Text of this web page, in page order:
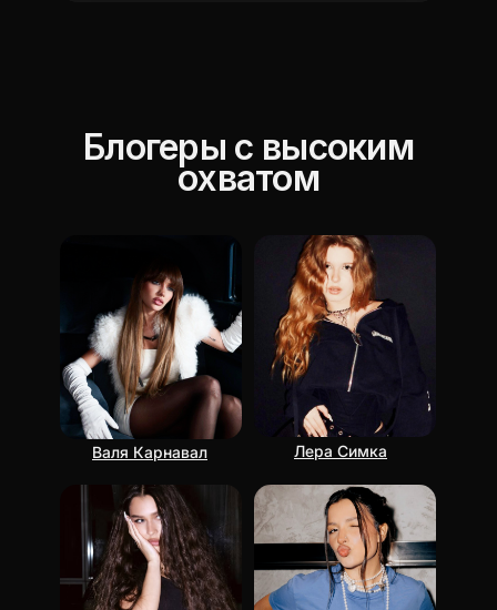
Блогеры с высоким
охватом
Валя Карнавал Лера Симка